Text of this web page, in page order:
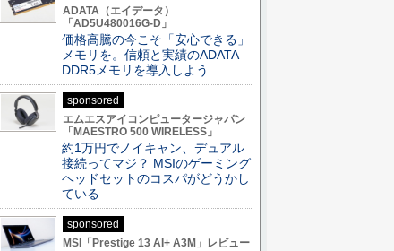
ADATA（エイデータ）
「AD5U480016G-D」
価格高騰の今こそ「安心できる」
メモリを。信頼と実績のADATA
DDR5メモリを導入しよう
sponsored
エムエスアイコンピュータージャパン
「MAESTRO 500 WIRELESS」
約1万円でノイキャン、デュアル
接続ってマジ？ MSIのゲーミング
ヘッドセットのコスパがどうかし
ている
sponsored
MSI「Prestige 13 AI+ A3M」レビュー